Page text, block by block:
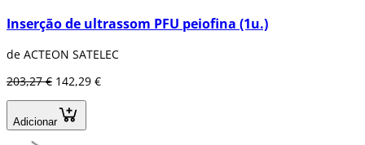
Inserção de ultrassom PFU peiofina (1u.)
de ACTEON SATELEC
203,27 € 142,29 €
Adicionar